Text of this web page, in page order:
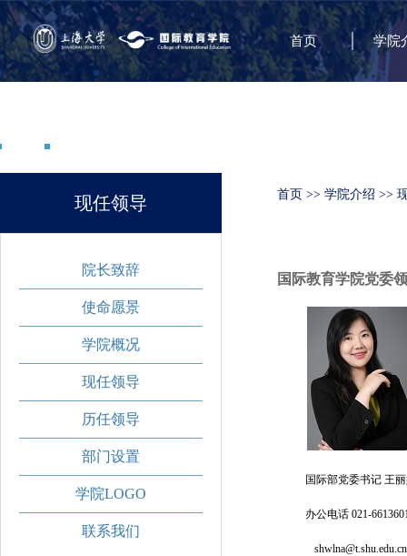
首页 学院
现任领导
院长致辞
使命愿景
学院概况
现任领导
历任领导
部门设置
学院LOGO
联系我们
首页 >> 学院介绍 >>
国际教育学院党委
国际部党委书记 王
办公电话 021-
shwlna@t.shu.edu.cn